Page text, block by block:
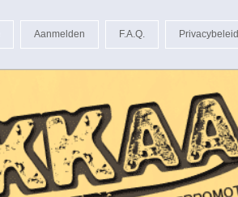
Aanmelden F.A.Q. Privacybeleid